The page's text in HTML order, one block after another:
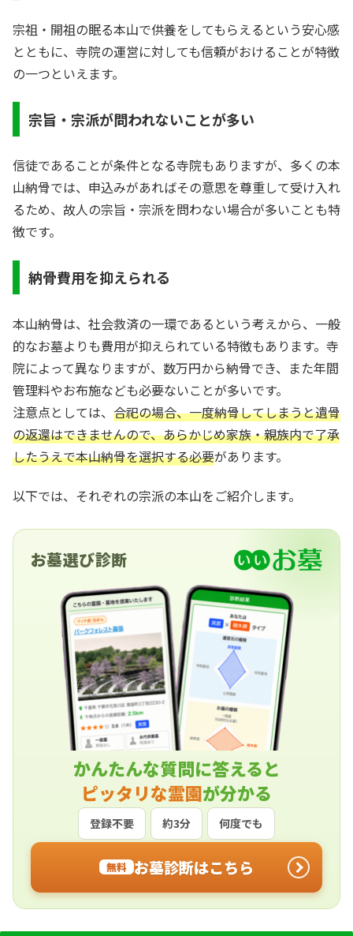
宗祖・開祖の眠る本山で供養をしてもらえるという安心感
とともに、寺院の運営に対しても信頼がおけることが特徴
の一つといえます。
宗旨・宗派が問われないことが多い
信徒であることが条件となる寺院もありますが、多くの本
山納骨では、申込みがあればその意思を尊重して受け入れ
るため、故人の宗旨・宗派を問わない場合が多いことも特
徴です。
納骨費用を抑えられる
本山納骨は、社会救済の一環であるという考えから、一般
的なお墓よりも費用が抑えられている特徴もあります。寺
院によって異なりますが、数万円から納骨でき、また年間
管理料やお布施なども必要ないことが多いです。
注意点としては、 合祀の場合、一度納骨してしまうと遺骨
の返還はできませんので、あらかじめ家族・親族内で了承
したうえで本山納骨を選択する必要があります。
以下では、それぞれの宗派の本山をご紹介します。
お墓選び診断
かんたんな質問に答えると
ピッタリな霊園が分かる
登録不要 約3分 何度でも
無料 お墓診断はこちら